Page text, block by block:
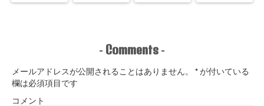
- Comments -
メールアドレスが公開されることはありません。 *が付いている
欄は必須項目です
コメント